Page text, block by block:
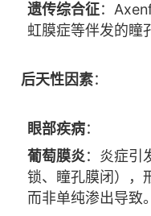
遗传综合征：
虹膜症等伴发的瞳
后天性因素：
眼部疾病：
葡萄膜炎：炎症引
锁、瞳孔膜闭），
而非单纯渗出导致。